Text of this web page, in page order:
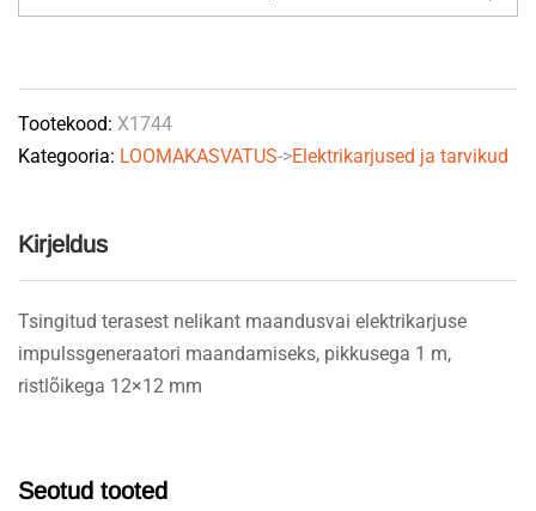
Tootekood: X1744
Kategooria: LOOMAKASVATUS->Elektrikarjused ja tarvikud
Kirjeldus
Tsingitud terasest nelikant maandusvai elektrikarjuse
impulssgeneraatori maandamiseks, pikkusega 1 m,
ristlõikega 12×12 mm
Seotud tooted